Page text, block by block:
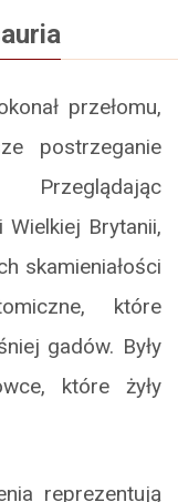
przełomu,
postrzeganie
Brytanii,
skamieniałości
które
gadów. Były
które żyły
reprezentują